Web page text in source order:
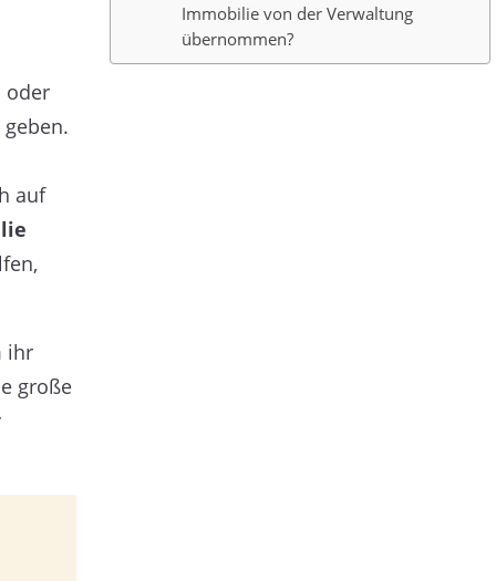
oder
auf
ihr
große
Immobilie von der Verwaltung
übernommen?